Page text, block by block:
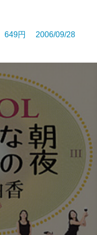
649円 2006/09/28